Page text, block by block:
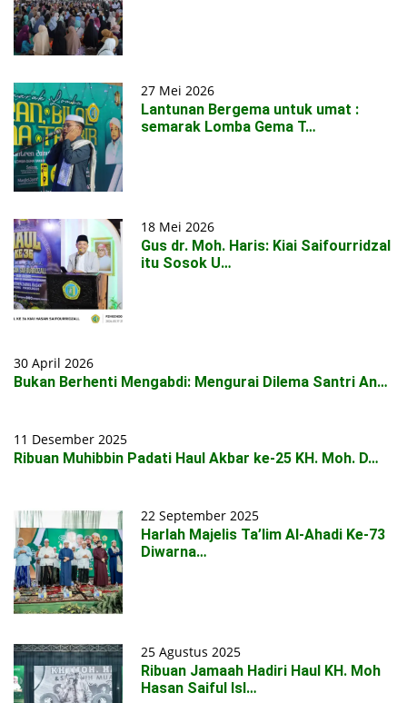
27 Mei 2026
Lantunan Bergema untuk umat :
semarak Lomba Gema T…
18 Mei 2026
Gus dr. Moh. Haris: Kiai Saifourridzal
itu Sosok U…
30 April 2026
Bukan Berhenti Mengabdi: Mengurai Dilema Santri An…
11 Desember 2025
Ribuan Muhibbin Padati Haul Akbar ke-25 KH. Moh. D…
22 September 2025
Harlah Majelis Ta’lim Al-Ahadi Ke-73
Diwarna…
25 Agustus 2025
Ribuan Jamaah Hadiri Haul KH. Moh
Hasan Saiful Isl…